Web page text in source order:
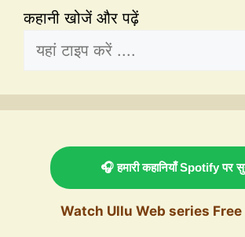
कहानी खोजें और पढ़ें
🎧 हमारी कहानियाँ Spotify पर
Watch Ullu Web series Free